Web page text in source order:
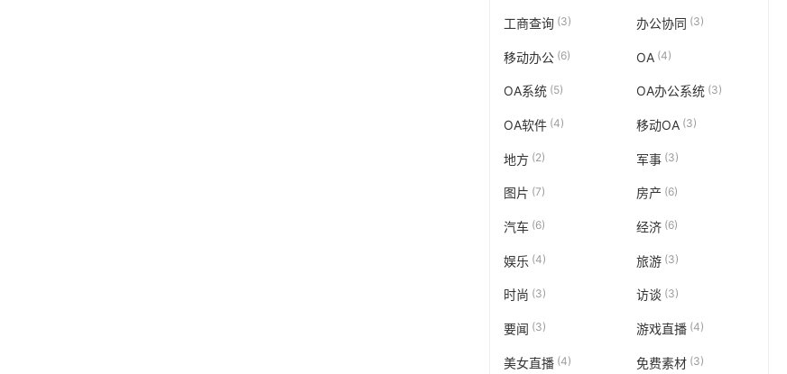
工商查询 (3) 办公协同 (3)
移动办公 (6) OA (4)
OA系统 (5) OA办公系统(3)
OA软件 (4) 移动OA (3)
地方 (2) 军事 (3)
图片 (7) 房产 (6)
汽车 (6) 经济(6)
娱乐 (4) 旅游(3)
时尚 (3) 访谈 (3)
要闻 (3) 游戏直播(4)
美女直播 (4) 免费素材(3)